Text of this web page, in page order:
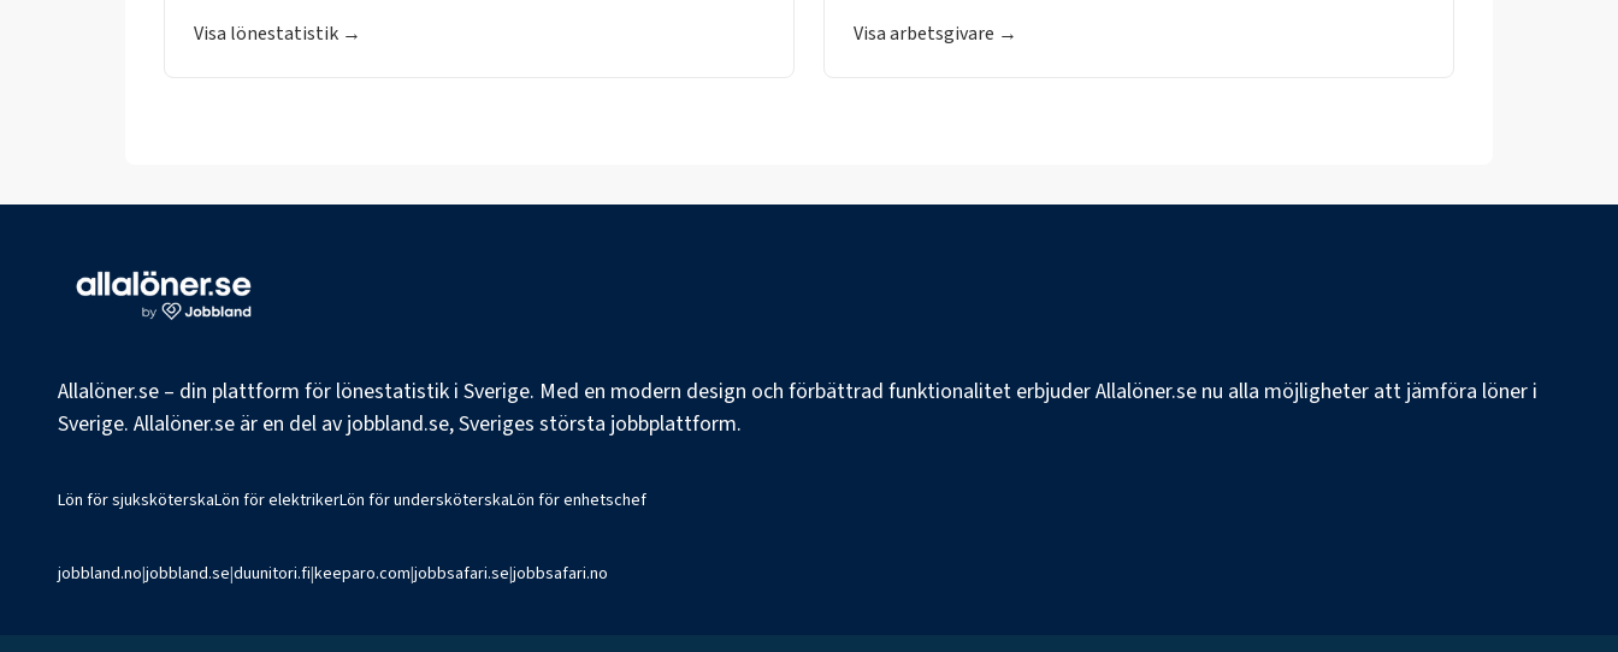
Visa lönestatistik →
Visa arbetsgivare →
Allalöner.se – din plattform för lönestatistik i Sverige. Med en modern design och förbättrad funktionalitet erbjuder Allalöner.se nu alla möjligheter att jämföra löner i
Sverige. Allalöner.se är en del av jobbland.se, Sveriges största jobbplattform.
Lön för sjuksköterskaLön för elektrikerLön för undersköterskaLön för enhetschef
jobbland.no|jobbland.se|duunitori.fi|keeparo.com|jobbsafari.se|jobbsafari.no